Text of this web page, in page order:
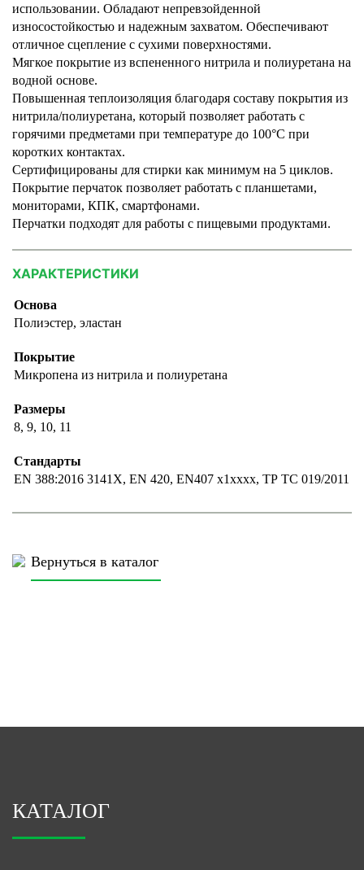
использовании. Обладают непревзойденной
износостойкостью и надежным захватом. Обеспечивают
отличное сцепление с сухими поверхностями.
Мягкое покрытие из вспененного нитрила и полиуретана на
водной основе.
Повышенная теплоизоляция благодаря составу покрытия из
нитрила/полиуретана, который позволяет работать с
горячими предметами при температуре до 100°C при
коротких контактах.
Сертифицированы для стирки как минимум на 5 циклов.
Покрытие перчаток позволяет работать с планшетами,
мониторами, КПК, смартфонами.
Перчатки подходят для работы с пищевыми продуктами.
ХАРАКТЕРИСТИКИ
Основа
Полиэстер, эластан
Покрытие
Микропена из нитрила и полиуретана
Размеры
8, 9, 10, 11
Стандарты
EN 388:2016 3141X, EN 420, EN407 x1xxxx, ТР ТС 019/2011
Вернуться в каталог
КАТАЛОГ